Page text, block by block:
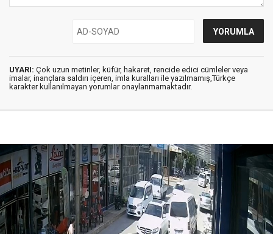
UYARI: Çok uzun metinler, küfür, hakaret, rencide edici cümleler veya
imalar, inançlara saldırı içeren, imla kuralları ile yazılmamış,Türkçe
karakter kullanılmayan yorumlar onaylanmamaktadır.